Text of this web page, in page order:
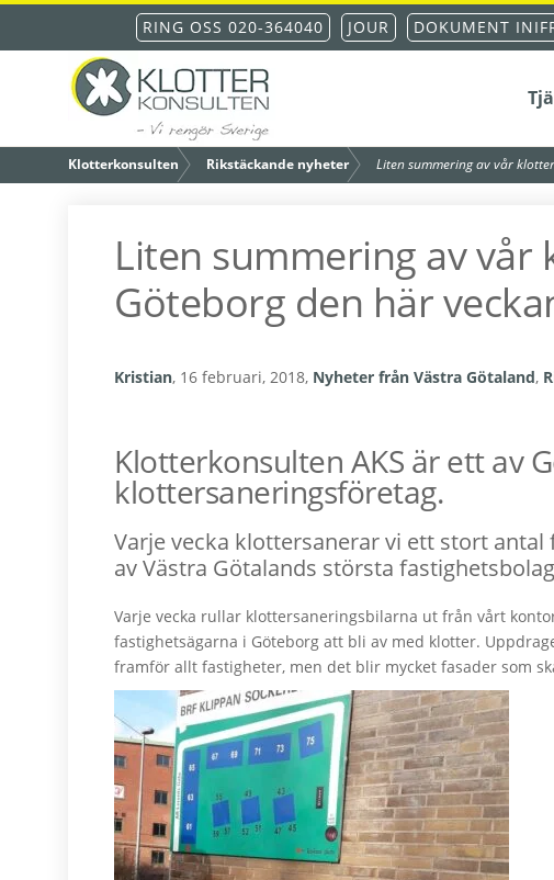
huvudnavigering
huvudinnehåll
RING OSS 020-364040 JOUR DOKUMENT
Klottersanering – din
klotter inom 48
timmar
Klotterkonsulten /Rikstäckande nyheter /
Liten summering av vår
Liten summering av vår
Göteborg den här
Kristian, 16 februari, 2018, Nyheter från Västra Götaland,
Klotterkonsulten AKS är ett av
klottersaneringsföretag.
Varje vecka klottersanerar vi ett stort
av Västra Götalands största
Varje vecka rullar klottersaneringsbilarna ut från vårt
fastighetsägarna i Göteborg att bli av med klotter.
framför allt fastigheter, men det blir mycket fasader som